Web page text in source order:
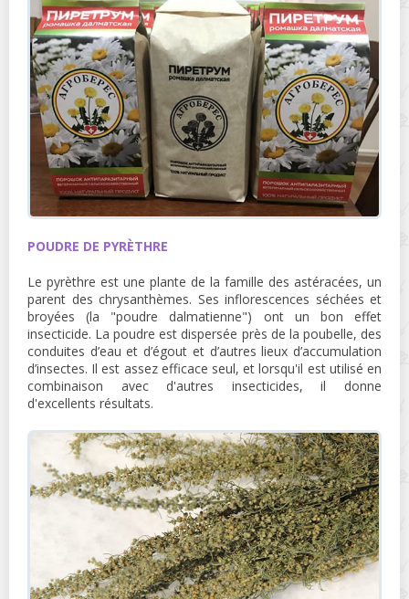
POUDRE DE PYRÈTHRE
Le pyrèthre est une plante de la famille des astéracées, un
parent des chrysanthèmes. Ses inflorescences séchées et
broyées (la "poudre dalmatienne") ont un bon effet
insecticide. La poudre est dispersée près de la poubelle, des
conduites d’eau et d’égout et d’autres lieux d’accumulation
d’insectes. Il est assez efficace seul, et lorsqu'il est utilisé en
combinaison avec d'autres insecticides, il donne
d'excellents résultats.